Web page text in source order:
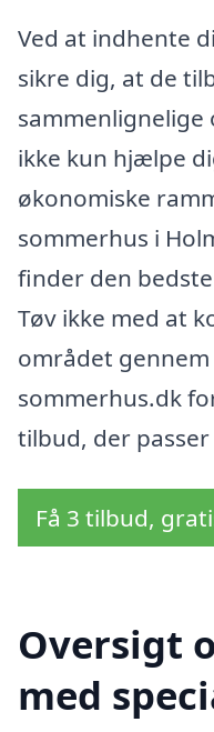
Ved at indhente
sikre dig, at de
sammenlignelige
ikke kun hjælpe
økonomiske
sommerhus i
finder den
Tøv ikke med at
området
sommerhus.dk
tilbud, der
Få 3 tilbud,
Oversigt
med